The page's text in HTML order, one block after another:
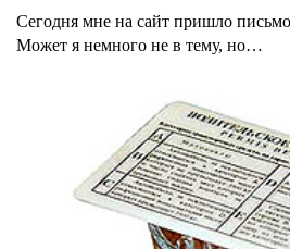
Сегодня мне на сайт пришло
Может я немного не в тему, но…